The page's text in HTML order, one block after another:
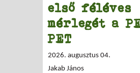
első féléves
mérlegét a
PET
2026. augusztus 04.
Jakab János